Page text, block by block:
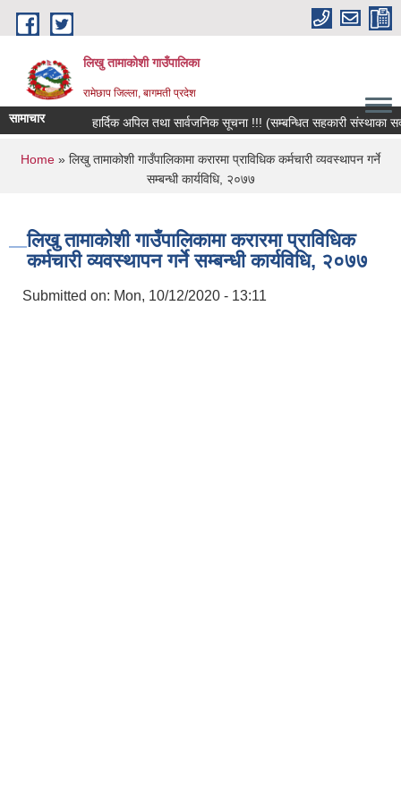
Skip to main content
लिखु तामाकोशी गाउँपालिका
रामेछाप जिल्ला, बागमती प्रदेश
सामाचार हार्दिक अपिल तथा सार्वजनिक सूचना !!! (सम्बन्धित सहकारी संस्थाका
You are here
Home » लिखु तामाकोशी गाउँपालिकामा करारमा प्राविधिक कर्मचारी व्यवस्थापन गर्ने
सम्बन्धी कार्यविधि, २०७७
लिखु तामाकोशी गाउँपालिकामा करारमा प्राविधिक
कर्मचारी व्यवस्थापन गर्ने सम्बन्धी कार्यविधि, २०७७
Submitted on: Mon, 10/12/2020 - 13:11